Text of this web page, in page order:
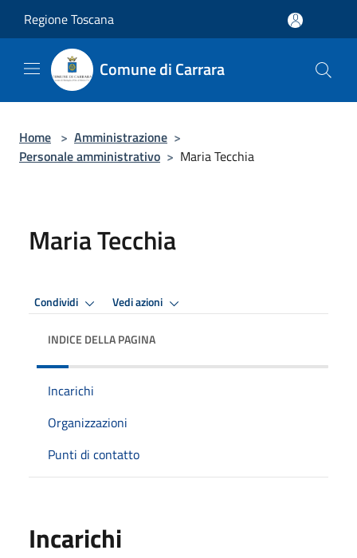
Regione Toscana
Comune di Carrara
Home > Amministrazione >
Personale amministrativo > Maria Tecchia
Maria Tecchia
Condividi Vedi azioni
INDICE DELLA PAGINA
Incarichi
Organizzazioni
Punti di contatto
Incarichi